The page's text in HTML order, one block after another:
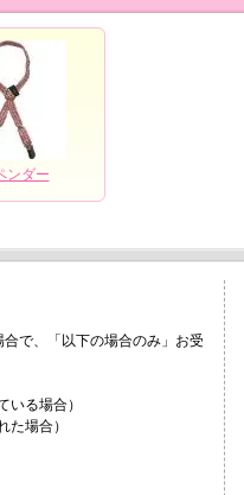
ンダー
で、「以下の場合のみ」お受
る場合）
た場合）